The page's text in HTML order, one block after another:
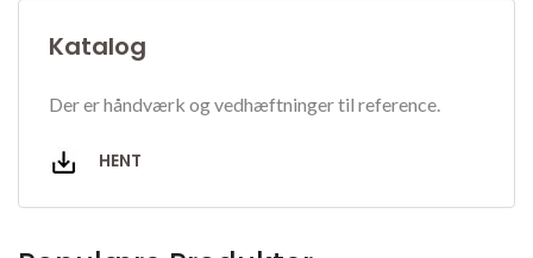
Katalog
Der er håndværk og vedhæftninger til reference.
HENT